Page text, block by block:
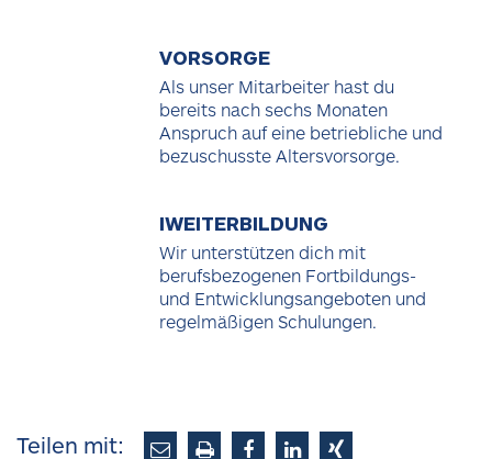
VORSORGE
Als unser Mitarbeiter hast du
bereits nach sechs Monaten
Anspruch auf eine betriebliche und
bezuschusste Altersvorsorge.
IWEITERBILDUNG
Wir unterstützen dich mit
berufsbezogenen Fortbildungs-
und Entwicklungsangeboten und
regelmäßigen Schulungen.
Teilen mit: